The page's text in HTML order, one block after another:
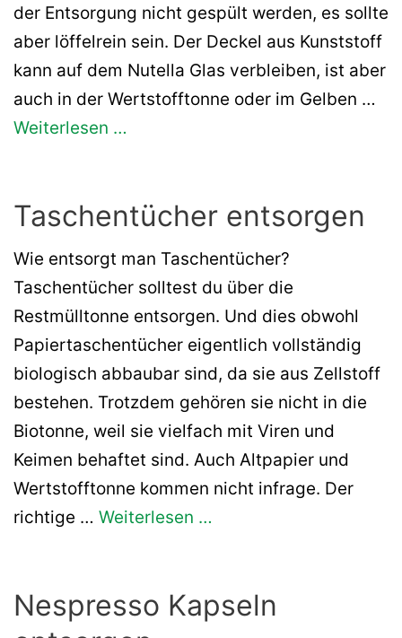
der Entsorgung nicht gespült werden, es sollte
aber löffelrein sein. Der Deckel aus Kunststoff
kann auf dem Nutella Glas verbleiben, ist aber
auch in der Wertstofftonne oder im Gelben …
Weiterlesen …
Taschentücher entsorgen
Wie entsorgt man Taschentücher?
Taschentücher solltest du über die
Restmülltonne entsorgen. Und dies obwohl
Papiertaschentücher eigentlich vollständig
biologisch abbaubar sind, da sie aus Zellstoff
bestehen. Trotzdem gehören sie nicht in die
Biotonne, weil sie vielfach mit Viren und
Keimen behaftet sind. Auch Altpapier und
Wertstofftonne kommen nicht infrage. Der
richtige … Weiterlesen …
Nespresso Kapseln